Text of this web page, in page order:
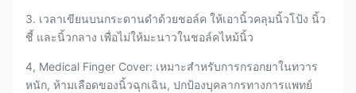
3. เวลาเขียนบนกระดานดำด้วยชอล์ค ให้เอานิ้วคลุมนิ้วโป้ง นิ้ว
ชี้ และนิ้วกลาง เพื่อไม่ให้มะนาวในชอล์คไหม้นิ้ว
4, Medical Finger Cover: เหมาะสำหรับการกรอกยาในทวาร
หนัก, ห้ามเลือดของนิ้วฉุกเฉิน, ปกป้องบุคลากรทางการแพทย์